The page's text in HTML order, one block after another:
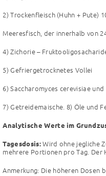
2) Trockenfleisch (Huhn + Pute)
Meeresfisch, der innerhalb von
4) Zichorie –
5) Gefriergetrocknetes Vollei
6) Saccharomyces cerevisiae
7) Getreidemaische. 8) Öle und
Analytische Werte im
Tagesdosis:Wird ohne jegliche
mehrere Portionen pro Tag. Der
Anmerkung: Die höheren Dosen